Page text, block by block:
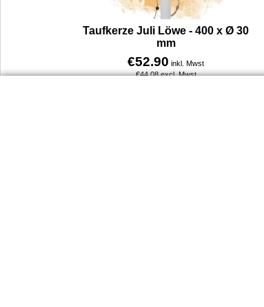
Taufkerze Juli Löwe - 400 x Ø 30
mm
€52.90 inkl. Mwst
€44.08 excl. Mwst